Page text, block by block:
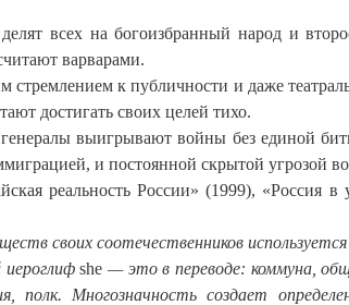
всех на богоизбранный народ и
варварами.
к публичности и даже
достигать своих целей тихо.
выигрывают войны без единой
и постоянной скрытой угрозой
реальность России» (1999), «Россия в
своих соотечественников
иероглифshе — это в переводе: коммуна,
полк. Многозначность создает